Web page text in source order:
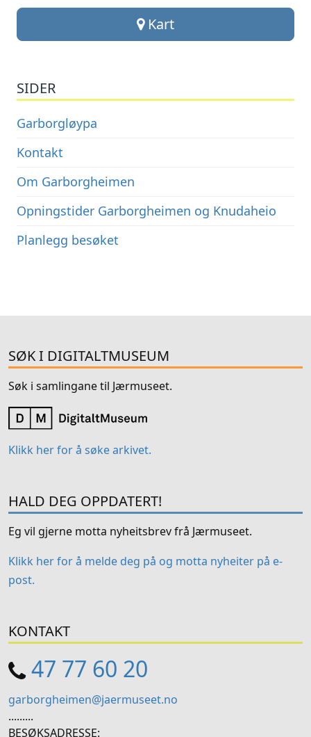
Kart
SIDER
Garborgløypa
Kontakt
Om Garborgheimen
Opningstider Garborgheimen og Knudaheio
Planlegg besøket
SØK I DIGITALTMUSEUM
Søk i samlingane til Jærmuseet.
Klikk her for å søke arkivet.
HALD DEG OPPDATERT!
Eg vil gjerne motta nyheitsbrev frå Jærmuseet.
Klikk her for å melde deg på og motta nyheiter på e-
post.
KONTAKT
47 77 60 20
garborgheimen@jaermuseet.no
.........
BESØKSADRESSE: